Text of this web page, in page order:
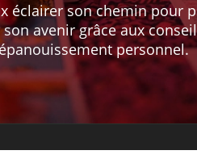
éclairer son chemin pour
avenir grâce aux
personnel.